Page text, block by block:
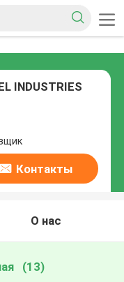
INDUSTRIES
Контакты
О нас
(13)